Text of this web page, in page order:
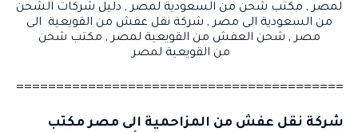
لمصر, مكتب شحن من السعودية لمصر, دليل شركات الشحن
من السعودية الى مصر, شركة نقل عفش من القويعية الى
مصر, شحن العفش من القويعية لمصر, مكتب شحن
من القويعية لمصر
=========================================
شركة نقل عفش من المزاحمية الى مصر مكتب